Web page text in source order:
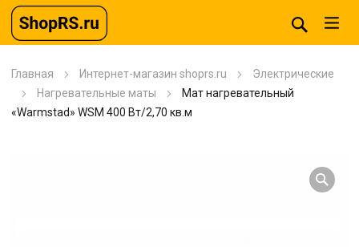
Главная Интернет-магазин shoprs.ru
Электрические
Нагревательные маты
Мат нагревательный
«Warmstad» WSM 400 Вт/2,70 кв.м